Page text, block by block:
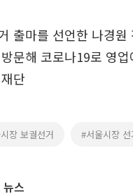
출마를 선언한 나경
문해 코로나19로 영
단
장 보궐선거 #서울시장 선
스